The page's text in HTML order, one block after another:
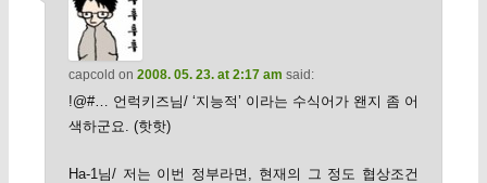
capcold on 2008. 05. 23. at 2:17 am said:
!@#… 언럭키즈님/ ‘지능적’ 이라는 수식어가 왠지 좀 어
색하군요. (핫핫)
Ha-1님/ 저는 이번 정부라면, 현재의 그 정도 협상조건